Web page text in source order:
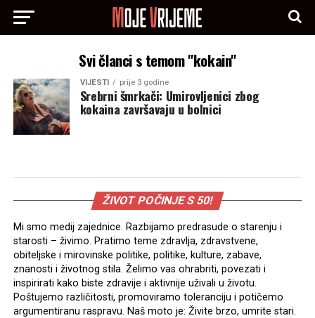
Svi članci s temom "kokain"
VIJESTI prije 3 godine
Srebrni šmrkači: Umirovljenici zbog
kokaina završavaju u bolnici
ŽIVOT POČINJE S 50!
Mi smo medij zajednice. Razbijamo predrasude o starenju i
starosti – živimo. Pratimo teme zdravlja, zdravstvene,
obiteljske i mirovinske politike, politike, kulture, zabave,
znanosti i životnog stila. Želimo vas ohrabriti, povezati i
inspirirati kako biste zdravije i aktivnije uživali u životu.
Poštujemo različitosti, promoviramo toleranciju i potičemo
argumentiranu raspravu. Naš moto je: Živite brzo, umrite stari.